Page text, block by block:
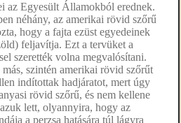
az Egyesült Államokból erednek.
néhány, az amerikai rövid szőrű
hogy a fajta ezüst egyedeinek
feljavítja. Ezt a tervüket a
szerették volna megvalósítani.
szintén amerikai rövid szőrűt
indítottak hadjáratot, mert úgy
rövid szőrű, és nem kellene
lett, olyannyira, hogy az
a perzsa hatására túl lágyra